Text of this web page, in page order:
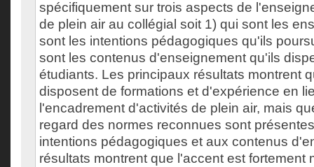
spécifiquement sur trois aspects de
de plein air au collégial soit 1) qui sont les
sont les intentions pédagogiques qu'ils
sont les contenus d'enseignement qu'ils
étudiants. Les principaux résultats montrent
disposent de formations et d'expérience en
l'encadrement d'activités de plein air, mais
regard des normes reconnues sont
intentions pédagogiques et aux contenus
résultats montrent que l'accent est fortement